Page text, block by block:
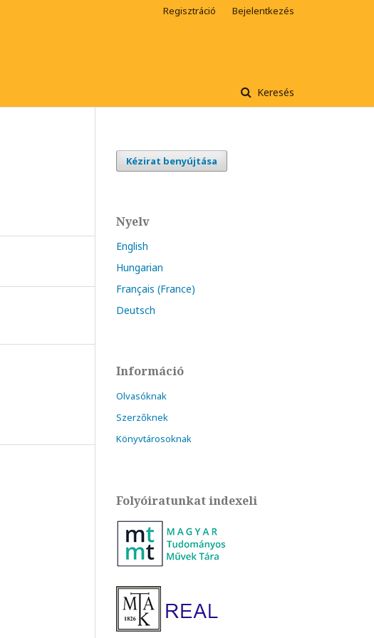
Keresés
Regisztráció Bejelentkezés
Kézirat benyújtása
Nyelv
English
Hungarian
Français (France)
Deutsch
Információ
Olvasóknak
Szerzőknek
Könyvtárosoknak
Folyóiratunkat indexeli